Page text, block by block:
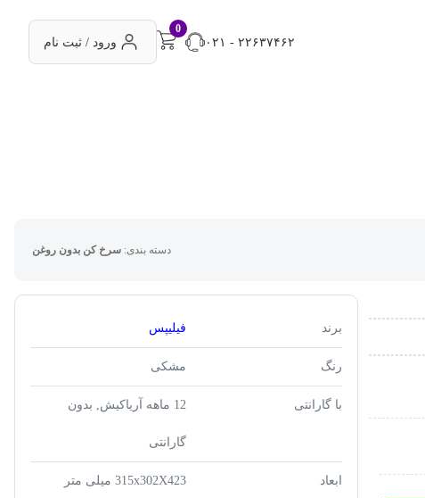
۰۲۱ - ۲۲۶۳۷۴۶۲
0
ورود / ثبت نام
دسته بندی: سرخ کن بدون روغن
برند فیلیپس
رنگ مشکی
با گارانتی 12 ماهه آریاکیش, بدون
گارانتی
ابعاد 315x302X423 میلی متر